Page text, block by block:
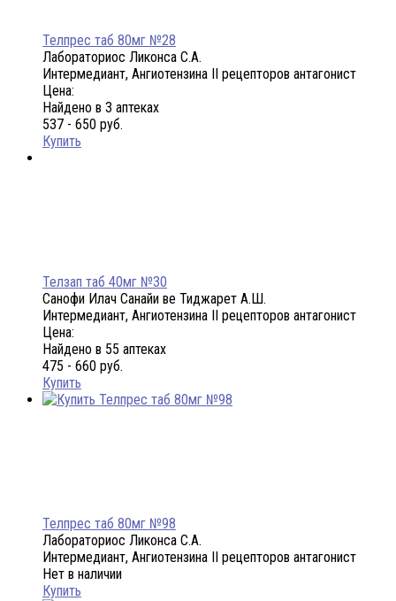
Телпрес таб 80мг №28
Лабораториос Ликонса С.А.
Интермедиант, Ангиотензина II рецепторов антагонист
Цена:
Найдено в 3 аптеках
537 - 650 руб.
Купить
Телзап таб 40мг №30
Санофи Илач Санайи ве Тиджарет А.Ш.
Интермедиант, Ангиотензина II рецепторов антагонист
Цена:
Найдено в 55 аптеках
475 - 660 руб.
Купить
Телпрес таб 80мг №98
Лабораториос Ликонса С.А.
Интермедиант, Ангиотензина II рецепторов антагонист
Нет в наличии
Купить